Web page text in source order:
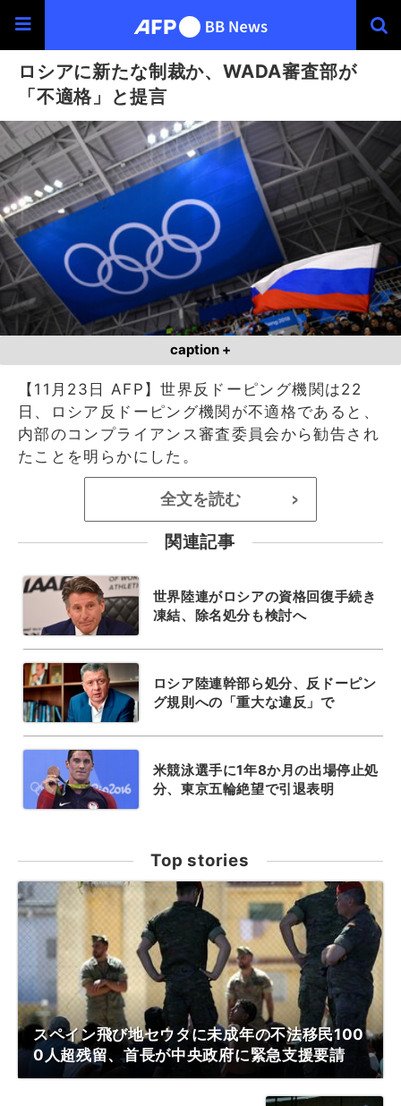
ロシアに新たな制裁か、WADA審査部が
「不適格」と提言
caption +
【11月23日 AFP】世界反ドーピング機関は22
日、ロシア反ドーピング機関が不適格であると、
内部のコンプライアンス審査委員会から勧告され
たことを明らかにした。
全文を読む >
関連記事
世界陸連がロシアの資格回復手続き
凍結、除名処分も検討へ
ロシア陸連幹部ら処分、反ドーピン
グ規則への「重大な違反」で
米競泳選手に1年8か月の出場停止処
分、東京五輪絶望で引退表明
Top stories
スペイン飛び地セウタに未成年の不法移民100
0人超残留、首長が中央政府に緊急支援要請